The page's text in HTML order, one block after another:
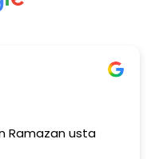
Ramazan usta